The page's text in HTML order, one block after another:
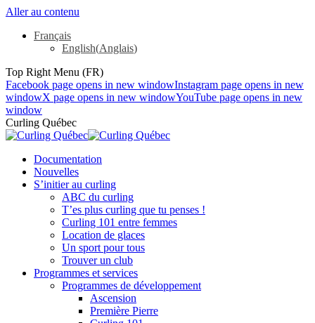
Aller au contenu
Français
English(Anglais)
Top Right Menu (FR)
Facebook page opens in new windowInstagram page opens in new
windowX page opens in new windowYouTube page opens in new
window
Curling Québec
Documentation
Nouvelles
S’initier au curling
ABC du curling
T’es plus curling que tu penses !
Curling 101 entre femmes
Location de glaces
Un sport pour tous
Trouver un club
Programmes et services
Programmes de développement
Ascension
Première Pierre